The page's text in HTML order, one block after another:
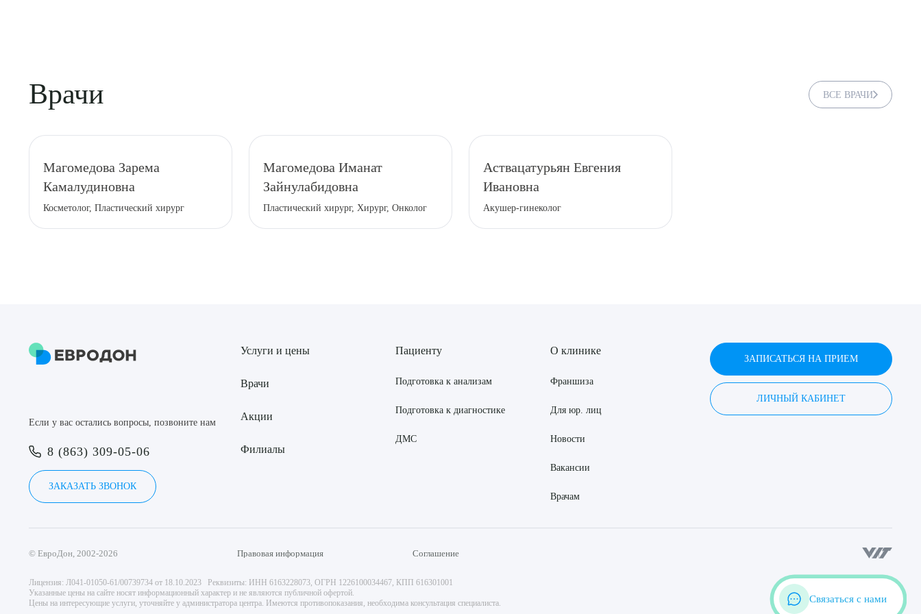
Врачи ВСЕ ВРАЧИ
Магомедова Зарема
Камалудиновна
Косметолог, Пластический хирург
Магомедова Иманат
Зайнулабидовна
Пластический хирург, Хирург, Онколог
Аствацатурьян Евгения
Ивановна
Акушер-гинеколог
Если у вас остались вопросы, позвоните нам
8 (863) 309-05-06
ЗАКАЗАТЬ ЗВОНОК
Услуги и цены
Врачи
Акции
Филиалы
Пациенту
Подготовка к анализам
Подготовка к диагностике
ДМС
О клинике
Франшиза
Для юр. лиц
Новости
Вакансии
Врачам
ЗАПИСАТЬСЯ НА ПРИЕМ
ЛИЧНЫЙ КАБИНЕТ
© ЕвроДон, 2002-2026 Правовая информация Соглашение
Лицензия: Л041-01050-61/00739734 от 18.10.2023 Реквизиты: ИНН 6163228073, ОГРН 1226100034467, КПП 616301001
Указанные цены на сайте носят информационный характер и не являются публичной офертой.
Цены на интересующие услуги, уточняйте у администратора центра. Имеются противопоказания, необходима консультация специалиста.
Связаться с нами